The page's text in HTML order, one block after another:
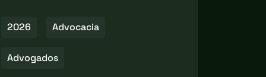
2026 Advocacia
Advogados